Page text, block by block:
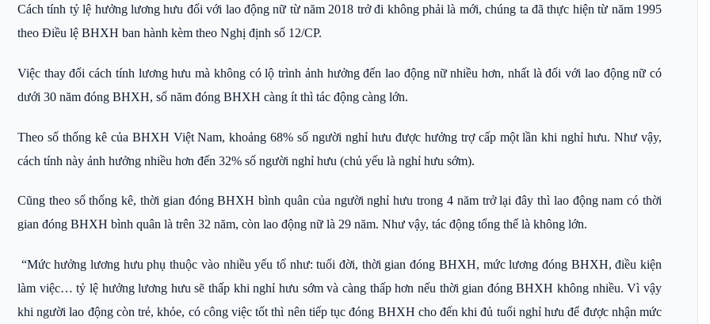
Cách tính tỷ lệ hưởng lương hưu đối với lao động nữ từ năm 2018 trở đi không phải là mới, chúng ta đã thực hiện từ năm 1995
theo Điều lệ BHXH ban hành kèm theo Nghị định số 12/CP.
Việc thay đổi cách tính lương hưu mà không có lộ trình ảnh hưởng đến lao động nữ nhiều hơn, nhất là đối với lao động nữ có
dưới 30 năm đóng BHXH, số năm đóng BHXH càng ít thì tác động càng lớn.
Theo số thống kê của BHXH Việt Nam, khoảng 68% số người nghỉ hưu được hưởng trợ cấp một lần khi nghỉ hưu. Như vậy,
cách tính này ảnh hưởng nhiều hơn đến 32% số người nghỉ hưu (chủ yếu là nghỉ hưu sớm).
Cũng theo số thống kê, thời gian đóng BHXH bình quân của người nghỉ hưu trong 4 năm trở lại đây thì lao động nam có thời
gian đóng BHXH bình quân là trên 32 năm, còn lao động nữ là 29 năm. Như vậy, tác động tổng thể là không lớn.
“Mức hưởng lương hưu phụ thuộc vào nhiều yếu tố như: tuổi đời, thời gian đóng BHXH, mức lương đóng BHXH, điều kiện
làm việc… tỷ lệ hưởng lương hưu sẽ thấp khi nghỉ hưu sớm và càng thấp hơn nếu thời gian đóng BHXH không nhiều. Vì vậy
khi người lao động còn trẻ, khỏe, có công việc tốt thì nên tiếp tục đóng BHXH cho đến khi đủ tuổi nghỉ hưu để được nhận mức